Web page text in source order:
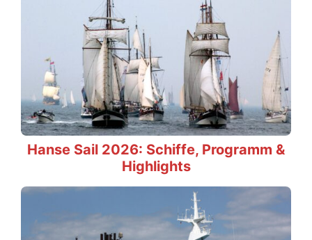
Hanse Sail 2026: Schiffe, Programm &
Highlights